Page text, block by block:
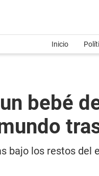
Inicio
bebé
bajo los restos